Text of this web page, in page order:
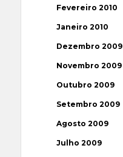
Fevereiro 2010
Janeiro 2010
Dezembro 2009
Novembro 2009
Outubro 2009
Setembro 2009
Agosto 2009
Julho 2009